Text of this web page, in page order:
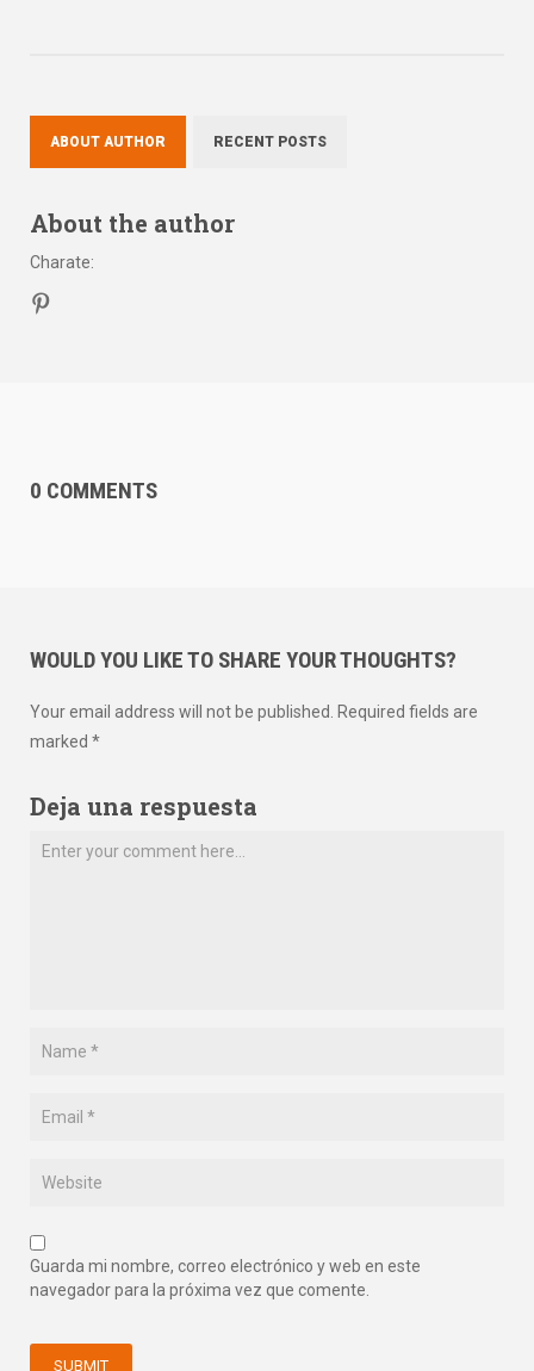
ABOUT AUTHOR RECENT POSTS
About the author
Charate:
0 COMMENTS
WOULD YOU LIKE TO SHARE YOUR THOUGHTS?
Your email address will not be published. Required fields are
marked *
Deja una respuesta
Guarda mi nombre, correo electrónico y web en este
navegador para la próxima vez que comente.